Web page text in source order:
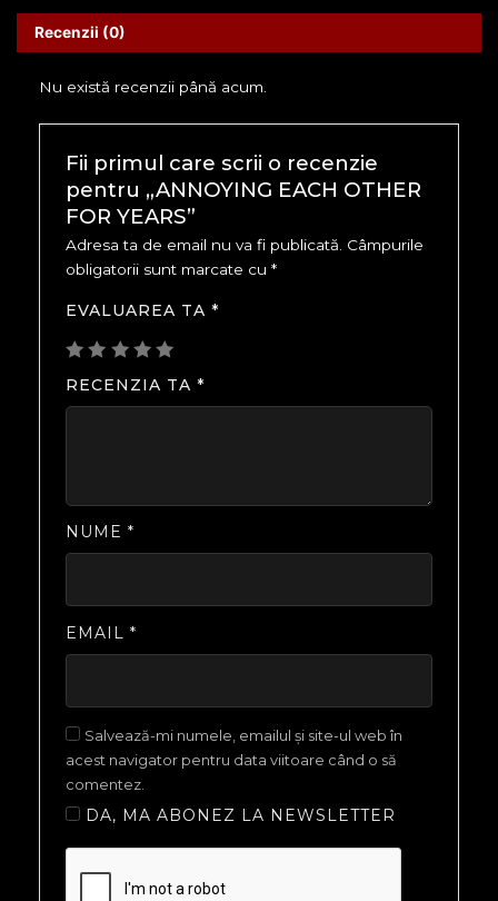
Recenzii (0)
Nu există recenzii până acum.
Fii primul care scrii o recenzie
pentru „ANNOYING EACH OTHER
FOR YEARS”
Adresa ta de email nu va fi publicată. Câmpurile
obligatorii sunt marcate cu *
EVALUAREA TA *
RECENZIA TA *
NUME *
EMAIL *
Salvează-mi numele, emailul și site-ul web în
acest navigator pentru data viitoare când o să
comentez.
DA, MA ABONEZ LA NEWSLETTER